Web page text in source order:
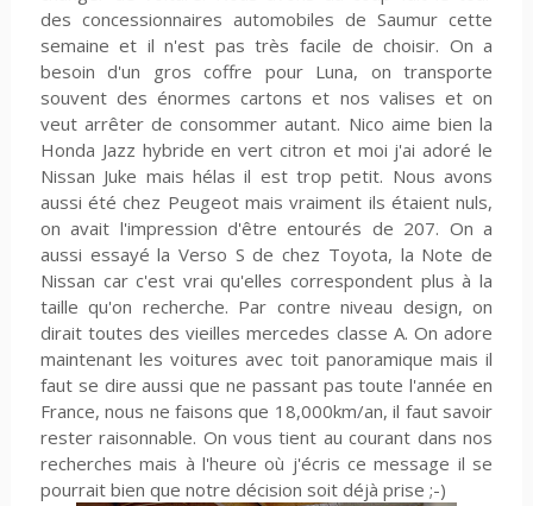
des concessionnaires automobiles de Saumur cette
semaine et il n'est pas très facile de choisir. On a
besoin d'un gros coffre pour Luna, on transporte
souvent des énormes cartons et nos valises et on
veut arrêter de consommer autant. Nico aime bien la
Honda Jazz hybride en vert citron et moi j'ai adoré le
Nissan Juke mais hélas il est trop petit. Nous avons
aussi été chez Peugeot mais vraiment ils étaient nuls,
on avait l'impression d'être entourés de 207. On a
aussi essayé la Verso S de chez Toyota, la Note de
Nissan car c'est vrai qu'elles correspondent plus à la
taille qu'on recherche. Par contre niveau design, on
dirait toutes des vieilles mercedes classe A. On adore
maintenant les voitures avec toit panoramique mais il
faut se dire aussi que ne passant pas toute l'année en
France, nous ne faisons que 18,000km/an, il faut savoir
rester raisonnable. On vous tient au courant dans nos
recherches mais à l'heure où j'écris ce message il se
pourrait bien que notre décision soit déjà prise ;-)